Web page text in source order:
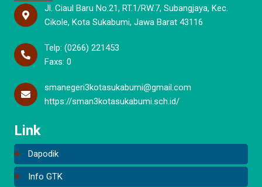
Jl. Ciaul Baru No.21, RT.1/RW.7, Subangjaya, Kec.
Cikole, Kota Sukabumi, Jawa Barat 43116
Telp: (0266) 221453
Faxs: 0
smanegeri3kotasukabumi@gmail.com
https://sman3kotasukabumi.sch.id/
Link
Dapodik
Info GTK